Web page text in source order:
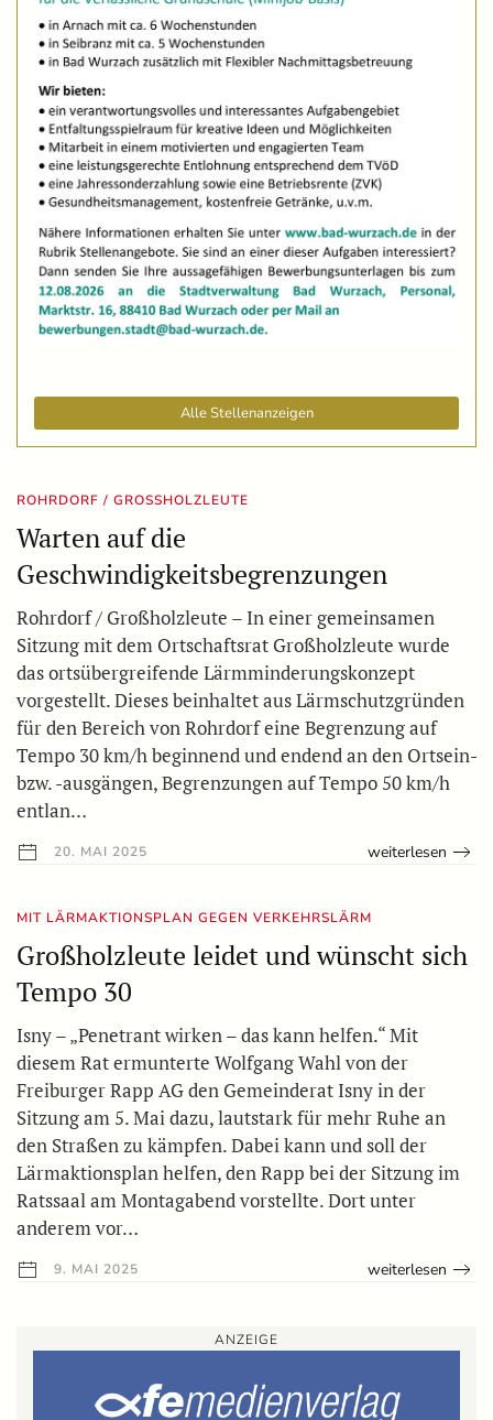
Alle Stellenanzeigen
ROHRDORF / GROSSHOLZLEUTE
Warten auf die
Geschwindigkeitsbegrenzungen
Rohrdorf / Großholzleute – In einer gemeinsamen
Sitzung mit dem Ortschaftsrat Großholzleute wurde
das ortsübergreifende Lärmminderungskonzept
vorgestellt. Dieses beinhaltet aus Lärmschutzgründen
für den Bereich von Rohrdorf eine Begrenzung auf
Tempo 30 km/h beginnend und endend an den Ortsein-
bzw. -ausgängen, Begrenzungen auf Tempo 50 km/h
entlan…
20. MAI 2025 weiterlesen
MIT LÄRMAKTIONSPLAN GEGEN VERKEHRSLÄRM
Großholzleute leidet und wünscht sich
Tempo 30
Isny – „Penetrant wirken – das kann helfen.“ Mit
diesem Rat ermunterte Wolfgang Wahl von der
Freiburger Rapp AG den Gemeinderat Isny in der
Sitzung am 5. Mai dazu, lautstark für mehr Ruhe an
den Straßen zu kämpfen. Dabei kann und soll der
Lärmaktionsplan helfen, den Rapp bei der Sitzung im
Ratssaal am Montagabend vorstellte. Dort unter
anderem vor…
9. MAI 2025 weiterlesen
ANZEIGE